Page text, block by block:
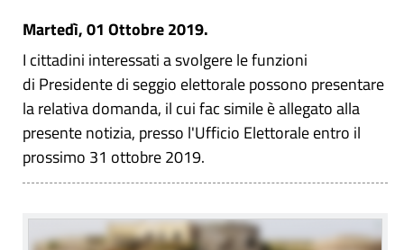
Martedì, 01 Ottobre 2019.
I cittadini interessati a svolgere le funzioni
di Presidente di seggio elettorale possono presentare
la relativa domanda, il cui fac simile è allegato alla
presente notizia, presso l'Ufficio Elettorale entro il
prossimo 31 ottobre 2019.